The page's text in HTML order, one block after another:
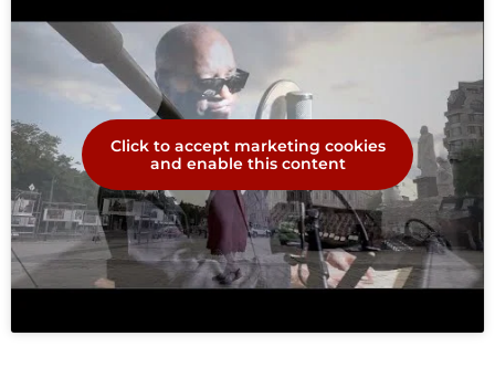
Click to accept marketing cookies
and enable this content